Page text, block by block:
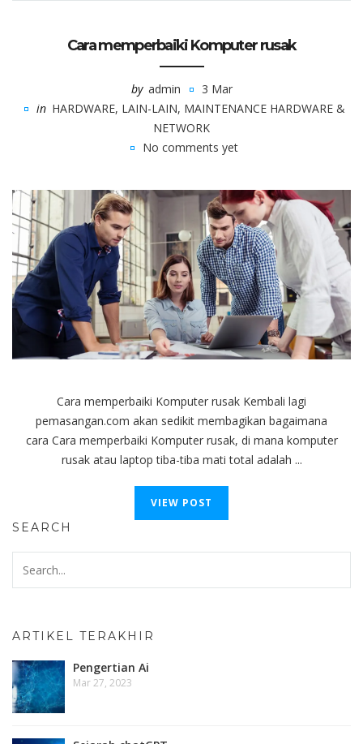
Cara memperbaiki Komputer rusak
by admin
3 Mar
in HARDWARE, LAIN-LAIN, MAINTENANCE HARDWARE &
NETWORK
No comments yet
Cara memperbaiki Komputer rusak Kembali lagi
pemasangan.com akan sedikit membagikan bagaimana
cara Cara memperbaiki Komputer rusak, di mana komputer
rusak atau laptop tiba-tiba mati total adalah ...
VIEW POST
SEARCH
ARTIKEL TERAKHIR
Pengertian Ai
Mar 27, 2023